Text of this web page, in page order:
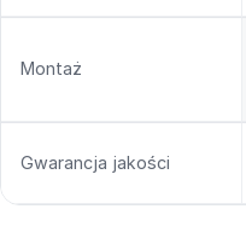
Montaż
Gwarancja jakości